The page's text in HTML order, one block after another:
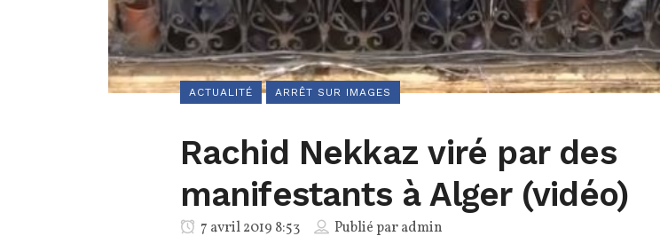
ACTUALITÉ ARRÊT SUR IMAGES
Rachid Nekkaz viré par des
manifestants à Alger (vidéo)
7 avril 2019 8:53 Publié paradmin